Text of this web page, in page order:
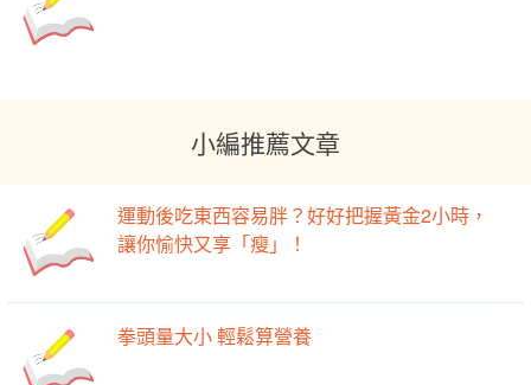
小編推薦文章
運動後吃東西容易胖？好好把握黃金2小時，
讓你愉快又享「瘦」！
拳頭量大小 輕鬆算營養